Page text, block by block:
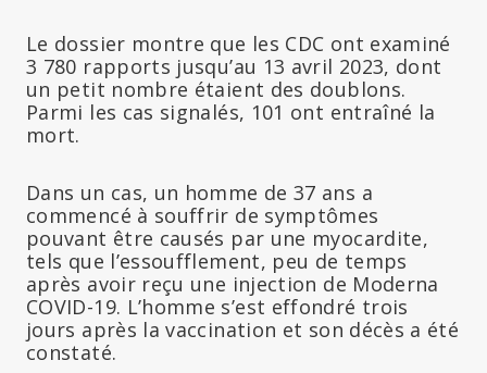
Le dossier montre que les CDC ont examiné
3 780 rapports jusqu’au 13 avril 2023, dont
un petit nombre étaient des doublons.
Parmi les cas signalés, 101 ont entraîné la
mort.
Dans un cas, un homme de 37 ans a
commencé à souffrir de symptômes
pouvant être causés par une myocardite,
tels que l’essoufflement, peu de temps
après avoir reçu une injection de Moderna
COVID-19. L’homme s’est effondré trois
jours après la vaccination et son décès a été
constaté.